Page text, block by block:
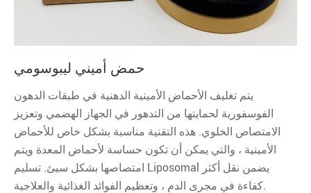
حمض أميني ليبوسومي
يتم تغليف الأحماض الأمينية الدهنية في طبقات الدهون
الفوسفورية لحمايتها من التدهور في الجهاز الهضمي وتعزيز
الامتصاص الخلوي. هذه التقنية مناسبة بشكل خاص للأحماض
الأمينية ، والتي يمكن أن تكون حساسة لأحماض المعدة ويتم
امتصاصها بشكل سيئ. تسليم Liposomal يضمن نقل أكثر
كفاءة في مجرى الدم ، وتعظيم الفوائد الغذائية والعلاجية.